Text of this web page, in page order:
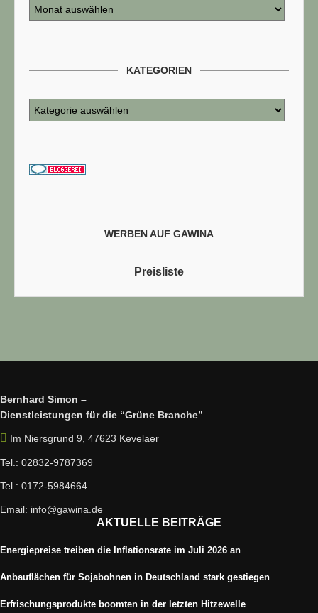
KATEGORIEN
WERBEN AUF GAWINA
Preisliste
Bernhard Simon –
Dienstleistungen für die “Grüne Branche”
Im Niersgrund 9, 47623 Kevelaer
Tel.: 02832-9787369
Tel.: 0172-5984664
Email: info@gawina.de
AKTUELLE BEITRÄGE
Energiepreise treiben die Inflationsrate im Juli 2026 an
Anbauflächen für Sojabohnen in Deutschland stark gestiegen
Erfrischungsprodukte boomten in der letzten Hitzewelle